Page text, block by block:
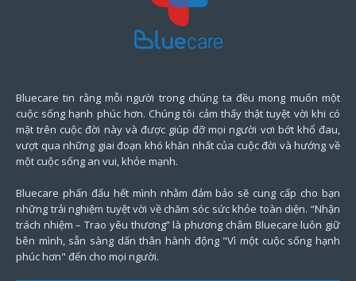
Bluecare tin rằng mỗi người trong chúng ta đều mong muốn một
cuộc sống hạnh phúc hơn. Chúng tôi cảm thấy thật tuyệt vời khi có
mặt trên cuộc đời này và được giúp đỡ mọi người vơi bớt khổ đau,
vượt qua những giai đoạn khó khăn nhất của cuộc đời và hướng về
một cuộc sống an vui, khỏe mạnh.
Bluecare phấn đấu hết mình nhằm đảm bảo sẽ cung cấp cho bạn
những trải nghiệm tuyệt vời về chăm sóc sức khỏe toàn diện. “Nhận
trách nhiệm – Trao yêu thương” là phương châm Bluecare luôn giữ
bên mình, sẵn sàng dấn thân hành động "Vì một cuộc sống hạnh
phúc hơn" đến cho mọi người.